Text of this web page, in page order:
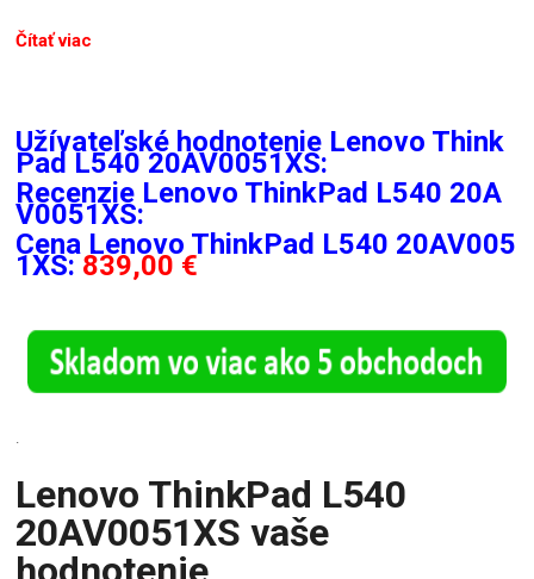
Čítať viac
Užívateľské hodnotenie Lenovo Think
Pad L540 20AV0051XS:
Recenzie Lenovo ThinkPad L540 20A
V0051XS:
Cena Lenovo ThinkPad L540 20AV005
1XS: 839,00 €
.
Lenovo ThinkPad L540
20AV0051XS vaše